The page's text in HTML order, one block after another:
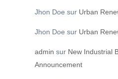
Jhon Doe sur Urban
Jhon Doe sur Urban
admin sur New Industrial
Announcement